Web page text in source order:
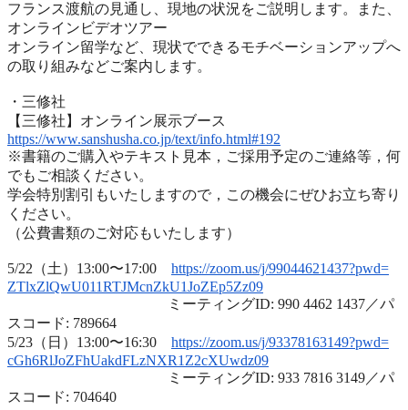
フランス渡航の見通し、現地の状況をご説明します。また、
オンラインビデオツアー
オンライン留学など、 現状でできるモチベーションアップへ
の取り組みなどご案内します。
・三修社
【三修社】オンライン展示ブース
https://www.sanshusha.co.jp/text/info.html#192
※書籍のご購入やテキスト見本，ご採用予定のご連絡等， 何
でもご相談ください。
学会特別割引もいたしますので， この機会にぜひお立ち寄り
ください。
（公費書類のご対応もいたします）
5/22（土）13:00〜17:00 https://zoom.us/j/99044621437?pwd=
ZTlxZlQwU011RTJMcnZkU1JoZEp5Zz09
ミーティングID: 990 4462 1437／パ
スコード: 789664
5/23（日）13:00〜16:30 https://zoom.us/j/93378163149?pwd=
cGh6RlJoZFhUakdFLzNXR1Z2cXUwdz09
ミーティングID: 933 7816 3149／パ
スコード: 704640